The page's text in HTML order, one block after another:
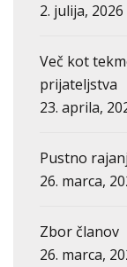
2. julija, 2026
Več kot
prijateljstva
23. aprila,
Pustno
26. marca,
Zbor članov
26. marca,